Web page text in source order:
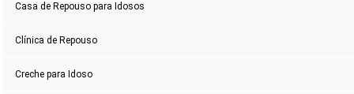
Casa de Repouso para Idosos
Clínica de Repouso
Creche para Idoso